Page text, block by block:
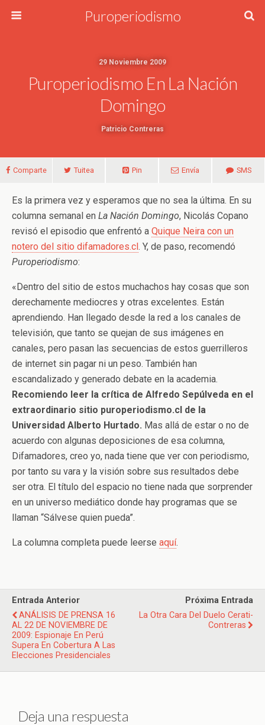
Puroperiodismo
29 Noviembre 2009
Puroperiodismo En La Nación
Domingo
Patricio Contreras
Comparte Tuitea Pin Envía SMS
Es la primera vez y esperamos que no sea la última. En su
columna semanal en La Nación Domingo, Nicolás Copano
revisó el episodio que enfrentó a Quique Neira con un
notero del sitio difamadores.cl. Y, de paso, recomendó
Puroperiodismo:
«Dentro del sitio de estos muchachos hay cosas que son
derechamente mediocres y otras excelentes. Están
aprendiendo. Han llegado desde la red a los canales de
televisión, que tanto se quejan de sus imágenes en
canales, pero pasan las secuencias de estos guerrilleros
de internet sin pagar ni un peso. También han
escandalizado y generado debate en la academia.
Recomiendo leer la crítica de Alfredo Sepúlveda en el
extraordinario sitio puroperiodismo.cl de la
Universidad Alberto Hurtado. Mas allá de estar o no de
acuerdo con algunas deposiciones de esa columna,
Difamadores, creo yo, nada tiene que ver con periodismo,
por tanto su vara y la visión sobre sus resultados debe
ser otra. El título del espacio no tiene nada que sorprender
en un universo mediático donde hay programas que se
llaman “Sálvese quien pueda”.
La columna completa puede leerse aquí.
Entrada Anterior
ANÁLISIS DE PRENSA 16
AL 22 DE NOVIEMBRE DE
2009: Espionaje En Perú
Supera En Cobertura A Las
Elecciones Presidenciales
Próxima Entrada
La Otra Cara Del Duelo Cerati-
Contreras
Deja una respuesta